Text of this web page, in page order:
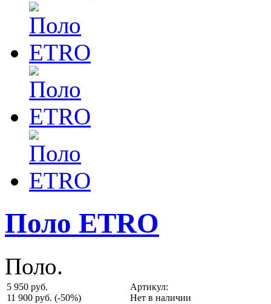
Поло ETRO
Поло.
5 950 руб.
11 900 руб. (-50%)
Артикул:
Нет в наличии